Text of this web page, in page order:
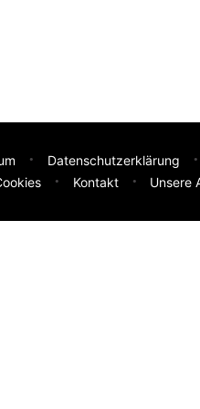
Datenschutzerklärung
Kontakt Unsere